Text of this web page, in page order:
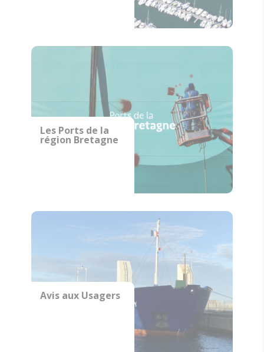
Les Ports de la
région Bretagne
Avis aux Usagers